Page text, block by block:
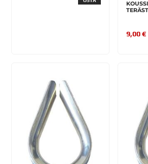
9,00 €